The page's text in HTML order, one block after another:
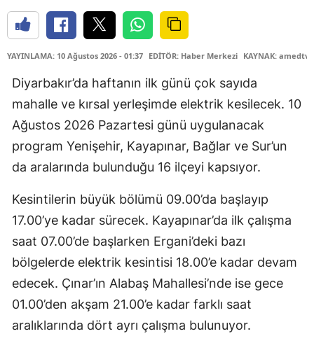
YAYINLAMA: 10 Ağustos 2026 - 01:37 EDİTÖR: Haber Merkezi KAYNAK:
Diyarbakır’da haftanın ilk günü çok sayıda
mahalle ve kırsal yerleşimde elektrik kesilecek. 10
Ağustos 2026 Pazartesi günü uygulanacak
program Yenişehir, Kayapınar, Bağlar ve Sur’un
da aralarında bulunduğu 16 ilçeyi kapsıyor.
Kesintilerin büyük bölümü 09.00’da başlayıp
17.00’ye kadar sürecek. Kayapınar’da ilk çalışma
saat 07.00’de başlarken Ergani’deki bazı
bölgelerde elektrik kesintisi 18.00’e kadar devam
edecek. Çınar’ın Alabaş Mahallesi’nde ise gece
01.00’den akşam 21.00’e kadar farklı saat
aralıklarında dört ayrı çalışma bulunuyor.